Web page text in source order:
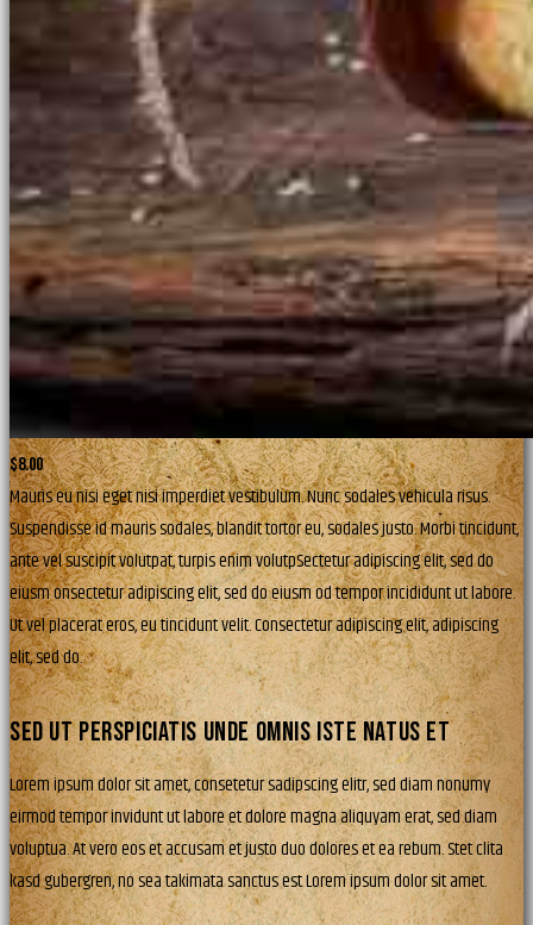
$8.00
Mauris eu nisi eget nisi imperdiet vestibulum. Nunc sodales vehicula risus.
Suspendisse id mauris sodales, blandit tortor eu, sodales justo. Morbi tincidunt,
ante vel suscipit volutpat, turpis enim volutpSectetur adipiscing elit, sed do
eiusm onsectetur adipiscing elit, sed do eiusm od tempor incididunt ut labore.
Ut vel placerat eros, eu tincidunt velit. Consectetur adipiscing elit, adipiscing
elit, sed do.
SED UT PERSPICIATIS UNDE OMNIS ISTE NATUS ET
Lorem ipsum dolor sit amet, consetetur sadipscing elitr, sed diam nonumy
eirmod tempor invidunt ut labore et dolore magna aliquyam erat, sed diam
voluptua. At vero eos et accusam et justo duo dolores et ea rebum. Stet clita
kasd gubergren, no sea takimata sanctus est Lorem ipsum dolor sit amet.